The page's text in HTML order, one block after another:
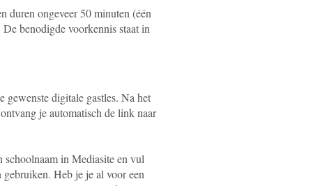
duren ongeveer 50 minuten (één
benodigde voorkennis staat in
gewenste digitale gastles. Na het
je automatisch de link naar
schoolnaam in Mediasite en vul
Heb je je al voor een